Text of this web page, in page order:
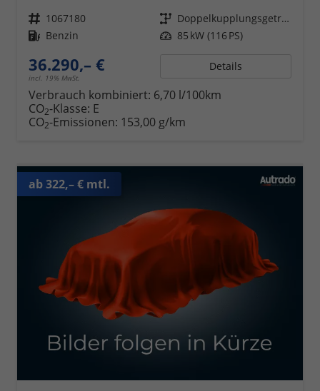
Fahrzeugnr. 1067180 Getriebe
Doppelkupplungsgetriebe (DSG)
Kraftstoff Benzin Leistung 85 kW (116 PS)
36.290,– €
incl. 19% MwSt.
Details
Verbrauch kombiniert: 6,70 l/100km
CO2-Klasse: E
CO2-Emissionen: 153,00 g/km
ab 322,– € mtl.